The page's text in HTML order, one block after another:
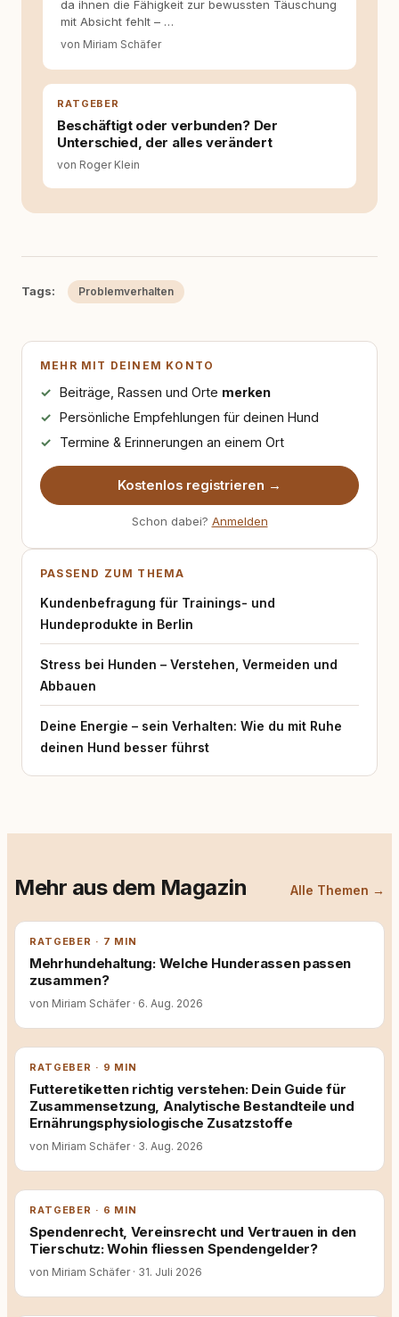
fundiert und für unsere Leser wirklich
hilfreich sind? Ich glaube, dass Emotionen
allein nicht ausreichen. Gute Entscheidungen
Selbstreflexion und Bereitschaft zum
Texten möchte ich genau dazu beitragen.
da ihnen die Fähigkeit zur bewussten Täuschung
mit Absicht fehlt – …
von Miriam Schäfer
RATGEBER
Beschäftigt oder verbunden? Der
Unterschied, der alles verändert
von Roger Klein
Tags: Problemverhalten
MEHR MIT DEINEM KONTO
Beiträge, Rassen und Orte merken
Persönliche Empfehlungen für deinen Hund
Termine & Erinnerungen an einem Ort
Kostenlos registrieren →
Schon dabei? Anmelden
PASSEND ZUM THEMA
Kundenbefragung für Trainings- und
Hundeprodukte in Berlin
Stress bei Hunden – Verstehen, Vermeiden und
Abbauen
Deine Energie – sein Verhalten: Wie du mit Ruhe
deinen Hund besser führst
Mehr aus dem Magazin Alle Themen →
RATGEBER · 7 MIN
Mehrhundehaltung: Welche Hunderassen passen
zusammen?
von Miriam Schäfer · 6. Aug. 2026
RATGEBER · 9 MIN
Futteretiketten richtig verstehen: Dein Guide für
Zusammensetzung, Analytische Bestandteile und
Ernährungsphysiologische Zusatzstoffe
von Miriam Schäfer · 3. Aug. 2026
RATGEBER · 6 MIN
Spendenrecht, Vereinsrecht und Vertrauen in den
Tierschutz: Wohin fliessen Spendengelder?
von Miriam Schäfer · 31. Juli 2026